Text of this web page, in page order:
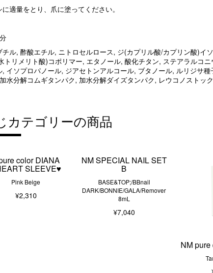
に適量をとり、爪に塗ってください。
チル, 酢酸エチル, ニトロセルロース, ジ(カプリル酸/カプリン酸)イ
トリメリト酸)コポリマー, エタノール, 酸化チタン, ステアラルコ
, イソプロパノール, ジアセトンアルコール, ブタノール, ルリジサ
水分解コムギタンパク, 加水分解ダイズタンパク, レウコノストッ
カテゴリーの商品
color DIANA
SLEEVE♥
Pink Beige
¥2,310
NM SPECIAL NAIL SET
B
BASE&TOP;/BBnail
DARK/BONNIE/GALA/Remover
8mL
¥7,040
NM